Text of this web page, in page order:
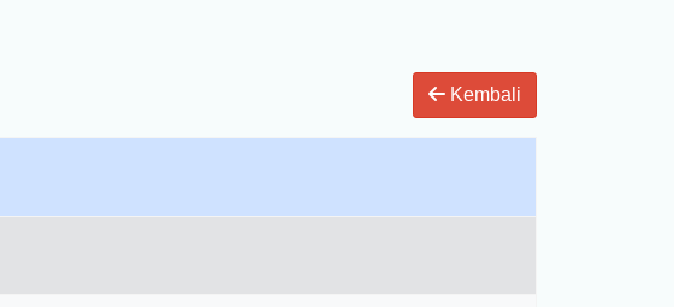
Kembali